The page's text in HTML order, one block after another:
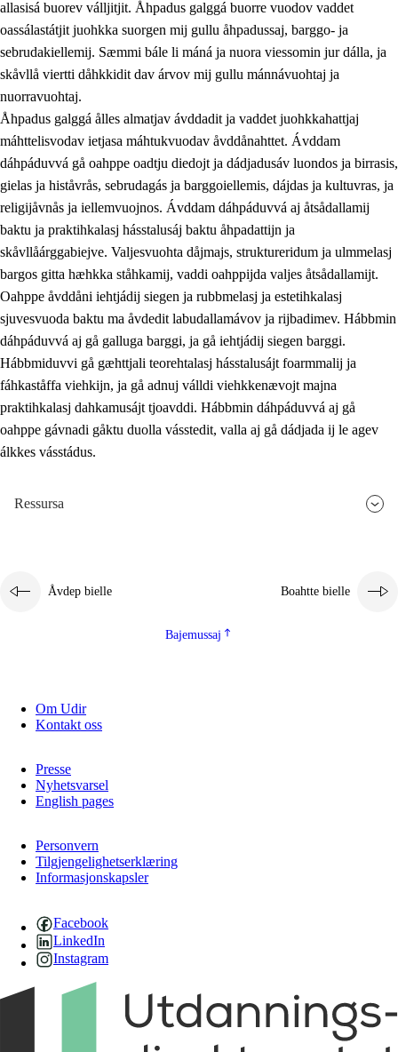
2.
Prinsihpa oahppama, åvddånahttema ja ávddama
hárráj
2.1 Sosiála oahppam ja åvddånibme
2.2 Máhtudahka fágáj hárráj
2.3 Vuodulasj tjehpudagá
2.4 Oahppat oahppat
Doaresfágalasj tiemá
allasisá buorev válljitjit. Åhpadus galggá buorre vuodov vaddet
oassálastátjit juohkka suorgen mij gullu åhpadussaj, barggo- ja
sebrudakiellemij. Sæmmi bále li máná ja nuora viessomin jur dálla, ja
skåvllå viertti dåhkkidit dav árvov mij gullu mánnávuohtaj ja
nuorravuohtaj.
Åhpadus galggá ålles almatjav ávddadit ja vaddet juohkkahattjaj
máhttelisvodav ietjasa máhtukvuodav åvddånahttet. Ávddam
dáhpáduvvá gå oahppe oadtju diedojt ja dádjadusáv luondos ja birrasis,
gielas ja histåvrås, sebrudagás ja barggoiellemis, dájdas ja kultuvras, ja
religijåvnås ja iellemvuojnos. Ávddam dáhpáduvvá aj åtsådallamij
baktu ja praktihkalasj hásstalusáj baktu åhpadattijn ja
skåvllåárggabiejve. Valjesvuohta dåjmajs, struktureridum ja ulmmelasj
bargos gitta hæhkka ståhkamij, vaddi oahppijda valjes åtsådallamijt.
Oahppe åvddåni iehtjádij siegen ja rubbmelasj ja estetihkalasj
sjuvesvuoda baktu ma åvdedit labudallamávov ja rijbadimev. Hábbmin
dáhpáduvvá aj gå galluga barggi, ja gå iehtjádij siegen barggi.
Hábbmiduvvi gå gæhttjali teorehtalasj hásstalusájt foarmmalij ja
fáhkaståffa viehkijn, ja gå adnuj válldi viehkkenævojt majna
praktihkalasj dahkamusájt tjoavddi. Hábbmin dáhpáduvvá aj gå
oahppe gávnadi gåktu duolla vásstedit, valla aj gå dádjada ij le agev
álkkes vásstádus.
Ressursa
Åvdep bielle Boahtte bielle
Bajemussaj
Om Udir
Kontakt oss
Presse
Nyhetsvarsel
English pages
Personvern
Tilgjengelighetserklæring
Informasjonskapsler
Facebook
LinkedIn
Instagram